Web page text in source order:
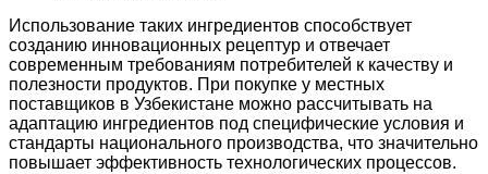
Использование таких ингредиентов способствует
созданию инновационных рецептур и отвечает
современным требованиям потребителей к качеству и
полезности продуктов. При покупке у местных
поставщиков в Узбекистане можно рассчитывать на
адаптацию ингредиентов под специфические условия и
стандарты национального производства, что значительно
повышает эффективность технологических процессов.